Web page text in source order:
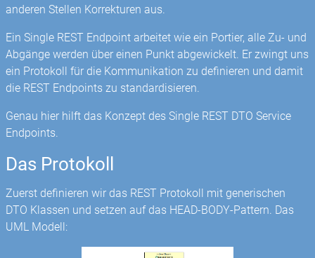
anderen Stellen Korrekturen aus.
Ein Single REST Endpoint arbeitet wie ein Portier, alle Zu- und
Abgänge werden über einen Punkt abgewickelt. Er zwingt uns
ein Protokoll für die Kommunikation zu definieren und damit
die REST Endpoints zu standardisieren.
Genau hier hilft das Konzept des Single REST DTO Service
Endpoints.
Das Protokoll
Zuerst definieren wir das REST Protokoll mit generischen
DTO Klassen und setzen auf das HEAD-BODY-Pattern. Das
UML Modell: